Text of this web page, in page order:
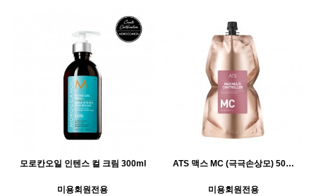
모로칸오일 인텐스 컬 크림 300ml
미용회원전용
ATS 맥스 MC (극극손상모) 50…
미용회원전용